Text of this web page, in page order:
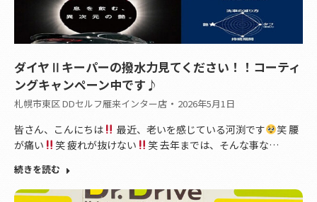
ダイヤⅡキーパーの撥水力見てください！！コーティ
ングキャンペーン中です♪
札幌市東区 DDセルフ雁来インター店 2026年5月1日
皆さん、こんにちは 最近、老いを感じている河渕です
笑 腰
が痛い
笑 疲れが抜けない 笑 去年までは、そんな事な…
続きを読む